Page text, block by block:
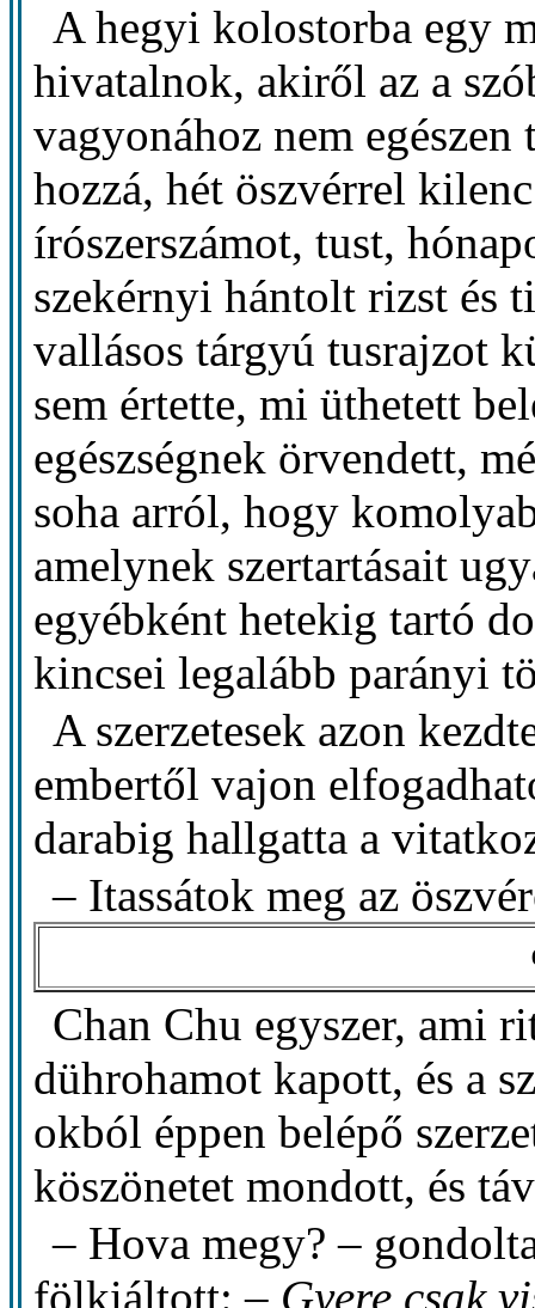
A hegyi kolostorba egy
hivatalnok, akiről az a
vagyonához nem
hozzá, hét öszvérrel
írószerszámot, tust,
szekérnyi hántolt rizst és
vallásos tárgyú tusrajzot
sem értette, mi üthetett
egészségnek örvendett,
soha arról, hogy
amelynek szertartásait
egyébként hetekig tartó
kincsei legalább parányi
A szerzetesek azon
embertől vajon
darabig hallgatta a
– Itassátok meg az
Chan Chu egyszer, ami
dührohamot kapott, és a
okból éppen belépő
köszönetet mondott, és
– Hova megy? –
fölkiáltott: – Gyere csak